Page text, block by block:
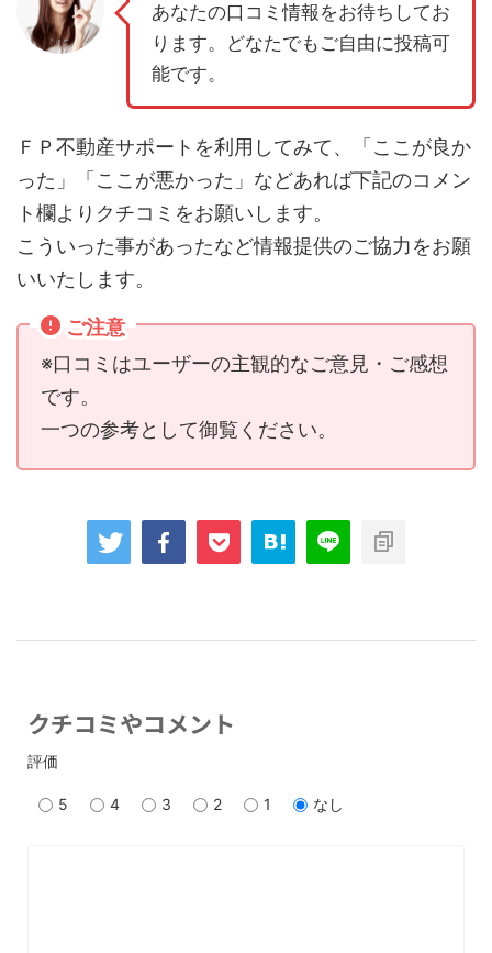
あなたの口コミ情報をお待ちしてお
ります。どなたでもご自由に投稿可
能です。
ＦＰ不動産サポートを利用してみて、「ここが良か
った」「ここが悪かった」などあれば下記のコメン
ト欄よりクチコミをお願いします。
こういった事があったなど情報提供のご協力をお願
いいたします。
ご注意
※口コミはユーザーの主観的なご意見・ご感想
です。
一つの参考として御覧ください。
クチコミやコメント
評価
5 4 3 2 1 なし